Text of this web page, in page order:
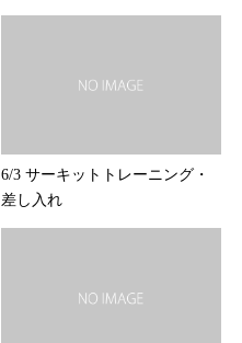
6/3 サーキットトレーニング・
差し入れ